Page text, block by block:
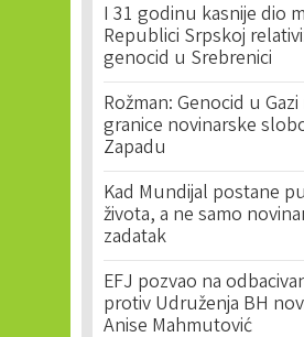
I 31 godinu kasnije dio
Republici Srpskoj
genocid u Srebrenici
Rožman: Genocid u
granice novinarske
Zapadu
Kad Mundijal postane
života, a ne samo
zadatak
EFJ pozvao na
protiv Udruženja BH
Anise Mahmutović